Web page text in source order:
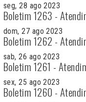
seg, 28 ago 2023
Boletim 1263 -
dom, 27 ago 2023
Boletim 1262 -
sab, 26 ago 2023
Boletim 1261 -
sex, 25 ago 2023
Boletim 1260 -